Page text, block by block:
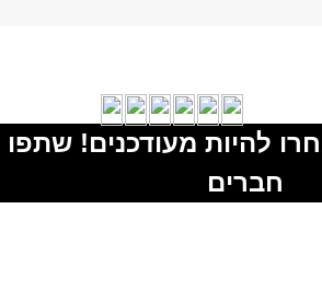
להיות מעודכנים! שתפו
חברים